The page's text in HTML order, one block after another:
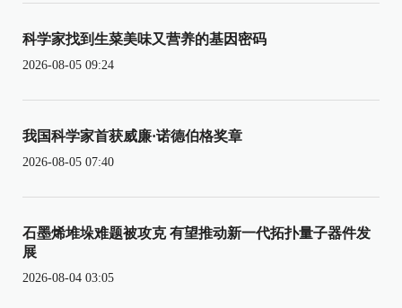
科学家找到生菜美味又营养的基因密码
2026-08-05 09:24
我国科学家首获威廉·诺德伯格奖章
2026-08-05 07:40
石墨烯堆垛难题被攻克 有望推动新一代拓扑量子器件发
展
2026-08-04 03:05